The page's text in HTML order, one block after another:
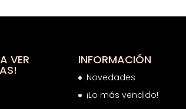
era:
VER INFORMACIÓN
Novedades
¡Lo más vendido!